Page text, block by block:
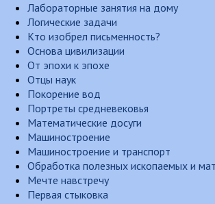
Лабораторные занятия на дому
Логические задачи
Кто изобрел письменность?
Основа цивилизации
От эпохи к эпохе
Отцы наук
Покорение вод
Портреты средневековья
Математические досуги
Машиностроение
Машиностроение и транспорт
Обработка полезных ископаемых и
Мечте навстречу
Первая стыковка